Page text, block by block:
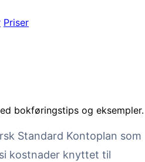
Priser
bokføringstips og eksempler.
Standard Kontoplan som
kostnader knyttet til